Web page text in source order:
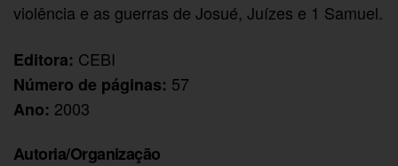
violência e as guerras de Josué, Juízes e 1 Samuel.
Editora: CEBI
Número de páginas: 57
Ano: 2003
Autoria/Organização